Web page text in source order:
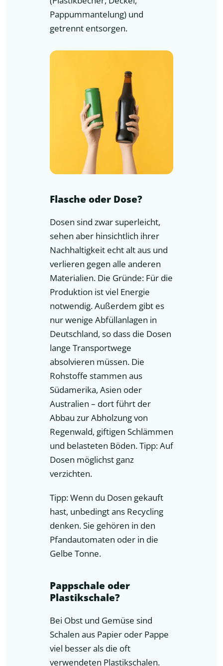
Pappummantelung) und
getrennt entsorgen.
Flasche oder Dose?
Dosen sind zwar superleicht,
sehen aber hinsichtlich ihrer
Nachhaltigkeit echt alt aus und
verlieren gegen alle anderen
Materialien. Die Gründe: Für die
Produktion ist viel Energie
notwendig. Außerdem gibt es
nur wenige Abfüllanlagen in
Deutschland, so dass die Dosen
lange Transportwege
absolvieren müssen. Die
Rohstoffe stammen aus
Südamerika, Asien oder
Australien – dort führt der
Abbau zur Abholzung von
Regenwald, giftigen Schlämmen
und belasteten Böden. Tipp: Auf
Dosen möglichst ganz
verzichten.
Tipp: Wenn du Dosen gekauft
hast, unbedingt ans Recycling
denken. Sie gehören in den
Pfandautomaten oder in die
Gelbe Tonne.
Pappschale oder
Plastikschale?
Bei Obst und Gemüse sind
Schalen aus Papier oder Pappe
viel besser als die oft
verwendeten Plastikschalen.